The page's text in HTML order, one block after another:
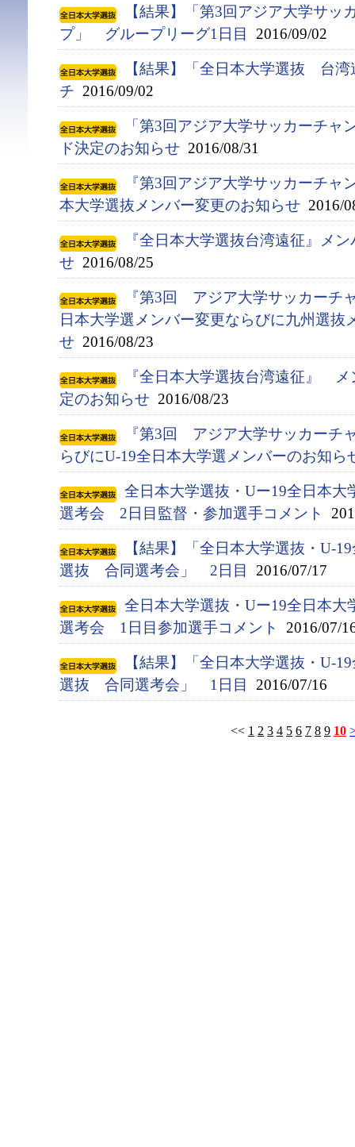
【結果】「第3回アジア大学サッ
プ」 グループリーグ1日目
2016/09/02
【結果】「全日本大学選抜 台
チ 2016/09/02
「第3回アジア大学サッカーチャ
ド決定のお知らせ 2016/08/31
『第3回アジア大学サッカーチャ
本大学選抜メンバー変更のお知らせ 2016/
『全日本大学選抜台湾遠征』メ
せ 2016/08/25
『第3回 アジア大学サッカーチ
日本大学選メンバー変更ならびに九州選抜
せ 2016/08/23
『全日本大学選抜台湾遠征』
定のお知らせ 2016/08/23
『第3回 アジア大学サッカーチ
らびにU-19全日本大学選メンバーのお知ら
全日本大学選抜・Uー19全日本大
選考会 2日目監督・参加選手コメント
【結果】「全日本大学選抜・U-
選抜 合同選考会」 2日目
2016/07/17
全日本大学選抜・Uー19全日本大
選考会 1日目参加選手コメント
2016/07/
【結果】「全日本大学選抜・U-
選抜 合同選考会」 1日目
2016/07/16
<< 1 2 3 4 5 6 7 8 9 10